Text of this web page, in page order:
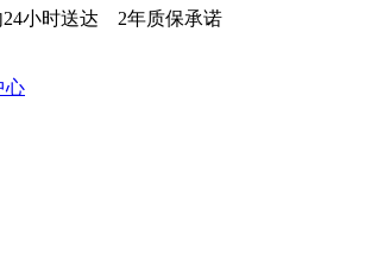
24小时送达 2年质保承诺
心